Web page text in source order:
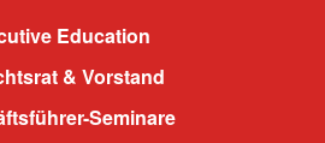
Education
& Vorstand
Seminare